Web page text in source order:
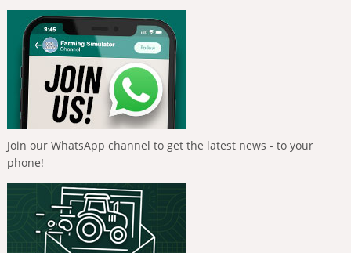
Join our WhatsApp channel to get the latest news - to your
phone!